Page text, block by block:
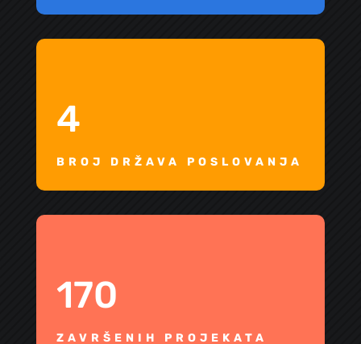
4
BROJ DRŽAVA POSLOVANJA
170
ZAVRŠENIH PROJEKATA